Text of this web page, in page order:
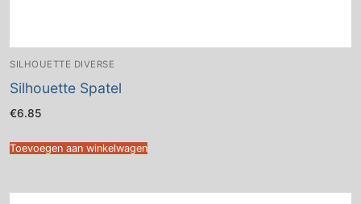
SILHOUETTE DIVERSE
Silhouette Spatel
€6.85
Toevoegen aan winkelwagen